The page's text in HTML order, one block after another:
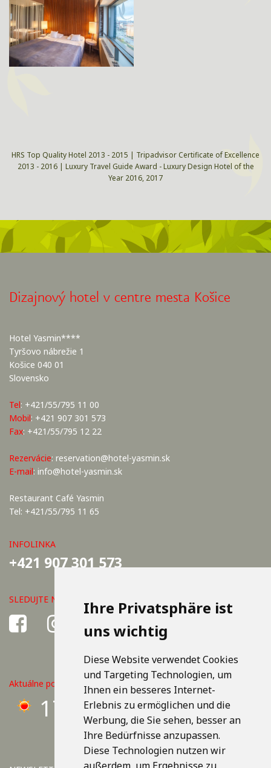
Ihre Privatsphäre ist
uns wichtig
Diese Website verwendet Cookies
und Targeting Technologien, um
Ihnen ein besseres Internet-
Erlebnis zu ermöglichen und die
Werbung, die Sie sehen, besser an
Ihre Bedürfnisse anzupassen.
Diese Technologien nutzen wir
HRS Top Quality Hotel 2013 - 2015 | Tripadvisor Certificate of Excellence
2013 - 2016 | Luxury Travel Guide Award - Luxury Design Hotel of the
Year 2016, 2017
Dizajnový hotel v centre mesta Košice
Hotel Yasmin****
Tyršovo nábrežie 1
Košice 040 01
Slovensko
Tel: +421/55/795 11 00
Mobil: +421 907 301 573
Fax: +421/55/795 12 22
Rezervácie: reservation@hotel-yasmin.sk
E-mail: info@hotel-yasmin.sk
Restaurant Café Yasmin
Tel: +421/55/795 11 65
INFOLINKA
+421 907 301 573
SLEDUJTE NÁS
Aktuálne počasie v Košiciach
17°C